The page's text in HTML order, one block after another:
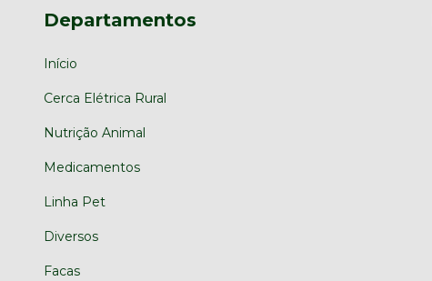
Departamentos
Início
Cerca Elétrica Rural
Nutrição Animal
Medicamentos
Linha Pet
Diversos
Facas